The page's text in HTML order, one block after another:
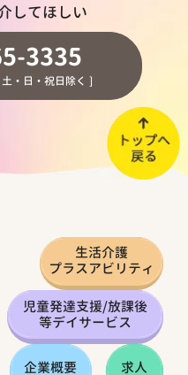
してほしい
3335
・日・祝日除く ]
生活介護
プラスアビリティ
児童発達支援/放課後
等デイサービス
企業概要 求人